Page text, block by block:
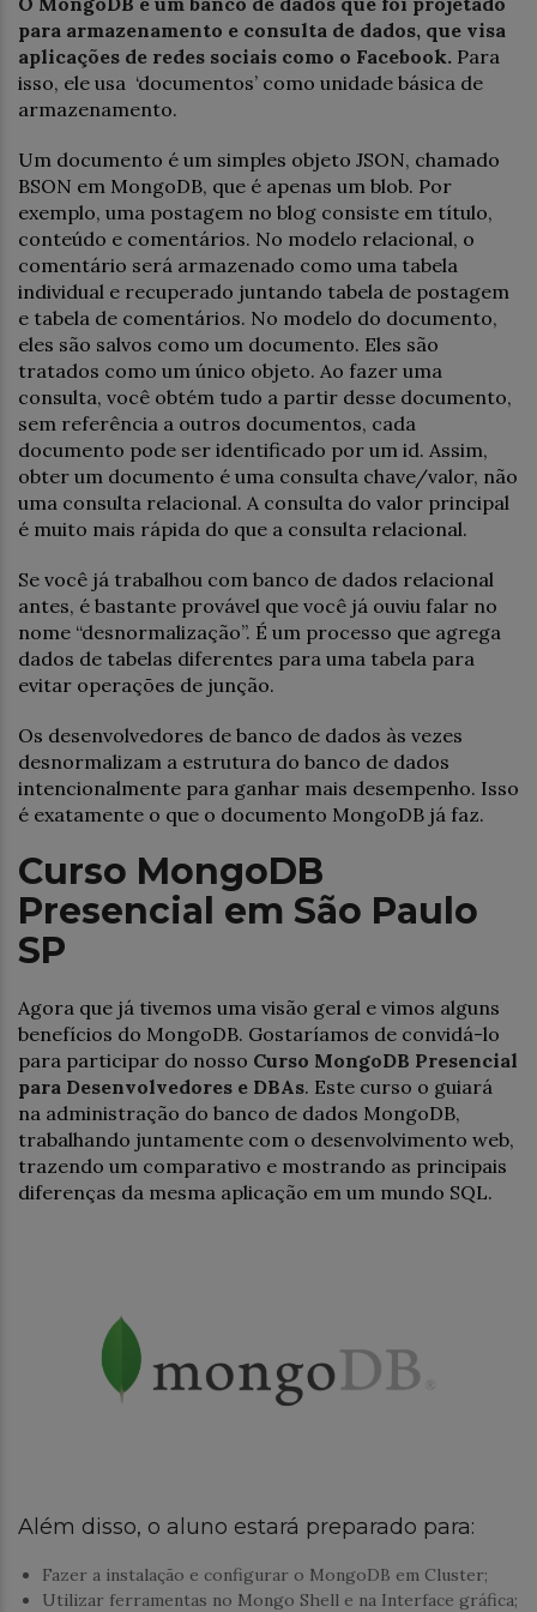
para armazenamento e consulta de dados, que visa
aplicações de redes sociais como o Facebook. Para
isso, ele usa ‘documentos’ como unidade básica de
armazenamento.
Um documento é um simples objeto JSON, chamado
BSON em MongoDB, que é apenas um blob. Por
exemplo, uma postagem no blog consiste em título,
conteúdo e comentários. No modelo relacional, o
comentário será armazenado como uma tabela
individual e recuperado juntando tabela de postagem
e tabela de comentários. No modelo do documento,
eles são salvos como um documento. Eles são
tratados como um único objeto. Ao fazer uma
consulta, você obtém tudo a partir desse documento,
sem referência a outros documentos, cada
documento pode ser identificado por um id. Assim,
obter um documento é uma consulta chave/valor, não
uma consulta relacional. A consulta do valor principal
é muito mais rápida do que a consulta relacional.
Se você já trabalhou com banco de dados relacional
antes, é bastante provável que você já ouviu falar no
nome “desnormalização”. É um processo que agrega
dados de tabelas diferentes para uma tabela para
evitar operações de junção.
Os desenvolvedores de banco de dados às vezes
desnormalizam a estrutura do banco de dados
intencionalmente para ganhar mais desempenho. Isso
é exatamente o que o documento MongoDB já faz.
Curso MongoDB
Presencial em São Paulo
SP
Agora que já tivemos uma visão geral e vimos alguns
benefícios do MongoDB. Gostaríamos de convidá-lo
para participar do nosso Curso MongoDB Presencial
para Desenvolvedores e DBAs. Este curso o guiará
na administração do banco de dados MongoDB,
trabalhando juntamente com o desenvolvimento web,
trazendo um comparativo e mostrando as principais
diferenças da mesma aplicação em um mundo SQL.
Além disso, o aluno estará preparado para:
Fazer a instalação e configurar o MongoDB em Cluster;
Utilizar ferramentas no Mongo Shell e na Interface gráfica;